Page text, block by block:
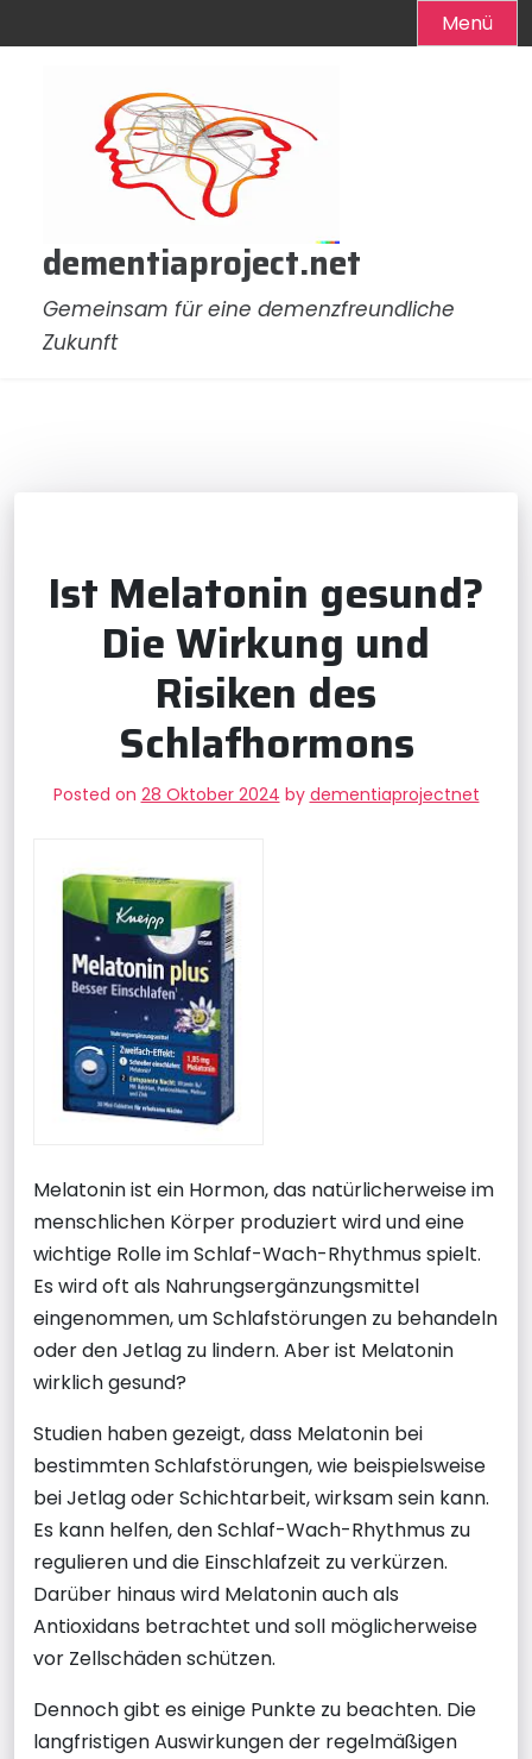
Menü
dementiaproject.net
Gemeinsam für eine demenzfreundliche
Zukunft
Ist Melatonin gesund?
Die Wirkung und
Risiken des
Schlafhormons
Posted on 28 Oktober 2024 by dementiaprojectnet
Melatonin ist ein Hormon, das natürlicherweise im
menschlichen Körper produziert wird und eine
wichtige Rolle im Schlaf-Wach-Rhythmus spielt.
Es wird oft als Nahrungsergänzungsmittel
eingenommen, um Schlafstörungen zu behandeln
oder den Jetlag zu lindern. Aber ist Melatonin
wirklich gesund?
Studien haben gezeigt, dass Melatonin bei
bestimmten Schlafstörungen, wie beispielsweise
bei Jetlag oder Schichtarbeit, wirksam sein kann.
Es kann helfen, den Schlaf-Wach-Rhythmus zu
regulieren und die Einschlafzeit zu verkürzen.
Darüber hinaus wird Melatonin auch als
Antioxidans betrachtet und soll möglicherweise
vor Zellschäden schützen.
Dennoch gibt es einige Punkte zu beachten. Die
langfristigen Auswirkungen der regelmäßigen